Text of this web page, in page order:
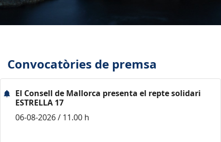
Convocatòries de premsa
El Consell de Mallorca presenta el repte solidari
ESTRELLA 17
06-08-2026 / 11.00 h